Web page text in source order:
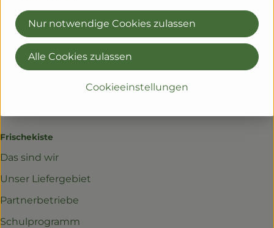
Lieferservice
Häufige Fragen
Probelieferung
Frischekiste
Das sind wir
Unser Liefergebiet
Partnerbetriebe
Schulprogramm
Cookieeinstellungen
Nur notwendige Cookies zulassen
Alle Cookies zulassen